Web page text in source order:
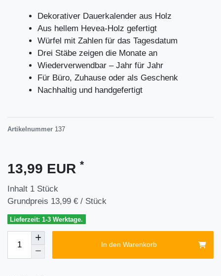
Dekorativer Dauerkalender aus Holz
Aus hellem Hevea-Holz gefertigt
Würfel mit Zahlen für das Tagesdatum
Drei Stäbe zeigen die Monate an
Wiederverwendbar – Jahr für Jahr
Für Büro, Zuhause oder als Geschenk
Nachhaltig und handgefertigt
Artikelnummer 137
13,99 EUR *
Inhalt 1 Stück
Grundpreis 13,99 € / Stück
Lieferzeit: 1-3 Werktage.
In den Warenkorb